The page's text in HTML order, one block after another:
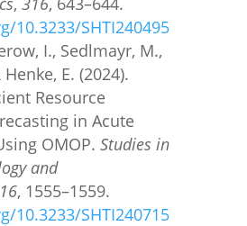
10.3233/SHTI240495
I., Sedlmayr, M.,
E. (2024).
Resource
in Acute
OMOP. Studies in
and
, 1555–1559.
10.3233/SHTI240715